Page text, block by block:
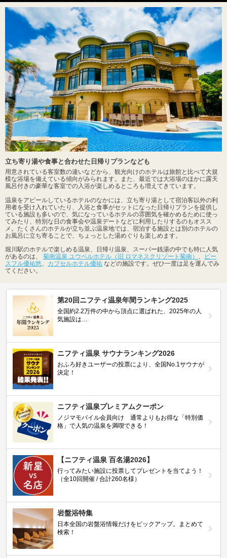
立ち寄り湯や食事と合わせた日帰りプランなども
用意されている客室数の違いなどから、観光向けのホテルは旅館と比べて大規
模な浴場を備えている傾向がみられます。また、最近では大浴場のほかに露天
風呂付きの豪華な客室での入浴が楽しめるところも増えてきています。
温泉をアピールしているホテルのなかには、立ち寄り湯として宿泊客以外の利
用者を受け入れていたり、入浴と食事がセットになった日帰りプランを提供し
ている施設も多いので、気になっているホテルの雰囲気を確かめるために使っ
てみたり、特別な日の食事会や温泉デートなどに利用したりするのもオスス
メ。たくさんのホテルが立ち並ぶ温泉地では、宿泊する施設とは別のホテルの
お風呂に立ち寄ることで、ちょっとした湯めぐりも楽しめます。
堀川駅のホテルで楽しめる温泉、日帰り温泉、スーパー銭湯の中でも特に人気
があるのは、 菊南温泉 ユウベルホテル（旧 ロマネスクリゾート菊南）
ピー
スフル優祐悠
カプセルホテル優祐 などの施設です。ぜひ一度は足を運んでみ
てください。
第20回ニフティ温泉年間ランキング2025
全国約2.2万件の中から頂点に選ばれた、2025年の人
気施設は…
ニフティ温泉 サウナランキング2026
おふろ好きユーザーの投票により、全国No.1サウナが
決定！
ニフティ温泉プレミアムクーポン
ノジマモバイル会員向け 通常よりもお得な「特別価
格」で人気の温泉を満喫できる！
【ニフティ温泉 百名湯2026】
行ってみたい施設に投票してプレゼントを当てよう！
（全10回開催 / 合計260名様）
岩盤浴特集
日本全国の岩盤浴情報だけをピックアップ。まとめて
検索！